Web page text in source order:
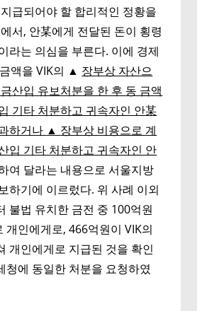
급되어야 할 합리적인 정황을
서, 안某에게 전달된 돈이 횡령
라는 의심을 부른다. 이에 경제
액을 VIK의 ▲ 장부상 자산으
산입 유보처분을 한 후 동 금액
기타 처분하고 귀속자인 안某
하거나 ▲ 장부상 비용으로 계
입 기타 처분하고 귀속자인 안
여 달라는 내용으로 서울지방
하기에 이르렀다. 위 사례 이외
불법 유치한 금전 중 100억원
개인에게로, 466억원이 VIK의
개인에게로 지급된 것을 확인
청에 동일한 처분을 요청하였